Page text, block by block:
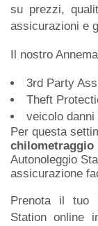
su prezzi,
assicurazioni e
Il nostro
3rd Party
Theft
veicolo danni
Per questa
Autonoleggio
assicurazione
Prenota il tuo
Station online